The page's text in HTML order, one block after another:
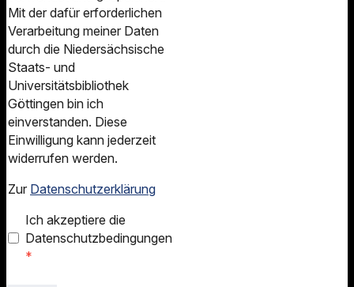
Mit der dafür erforderlichen
Verarbeitung meiner Daten
durch die Niedersächsische
Staats- und
Universitätsbibliothek
Göttingen bin ich
einverstanden. Diese
Einwilligung kann jederzeit
widerrufen werden.
Zur Datenschutzerklärung
Ich akzeptiere die
Datenschutzbedingungen
*